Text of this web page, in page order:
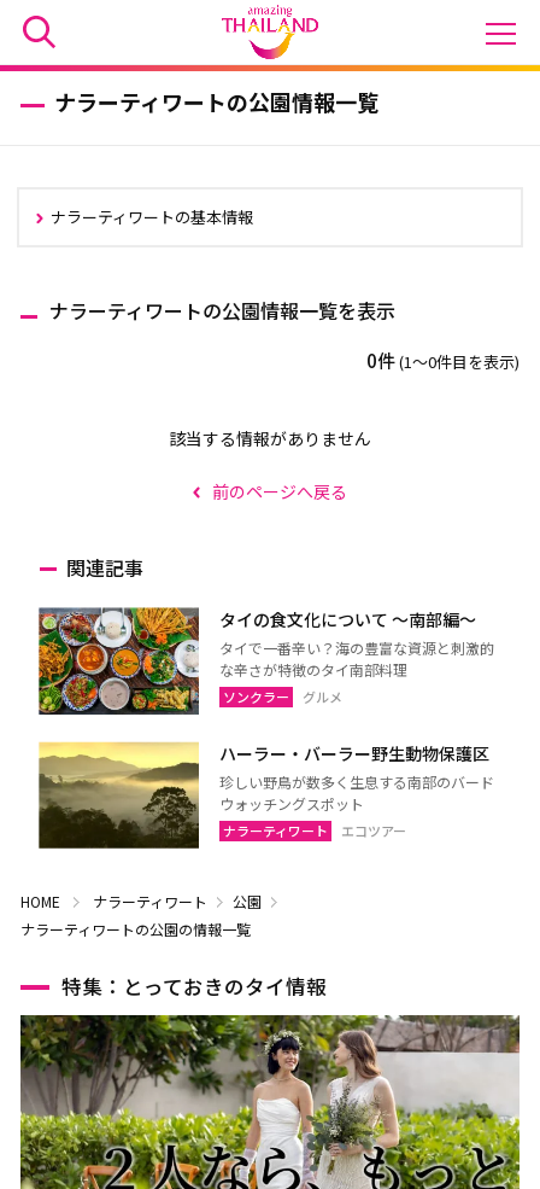
ナラーティワートの公園情報一覧
ナラーティワートの基本情報
ナラーティワートの公園情報一覧を表示
0件(1〜0件目を表示)
該当する情報がありません
前のページへ戻る
関連記事
タイの食文化について 〜南部編〜
タイで一番辛い？海の豊富な資源と刺激的
な辛さが特徴のタイ南部料理
ソンクラー グルメ
ハーラー・バーラー野生動物保護区
珍しい野鳥が数多く生息する南部のバード
ウォッチングスポット
ナラーティワート エコツアー
HOME ナラーティワート
公園
ナラーティワートの公園の情報一覧
特集：とっておきのタイ情報